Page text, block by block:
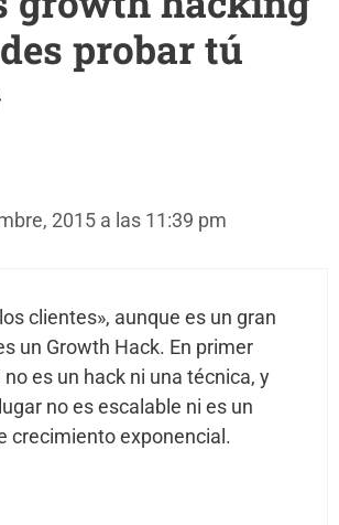
probar tú
2015 a las 11:39 pm
clientes», aunque es un gran
un Growth Hack. En primer
es un hack ni una técnica, y
no es escalable ni es un
crecimiento exponencial.